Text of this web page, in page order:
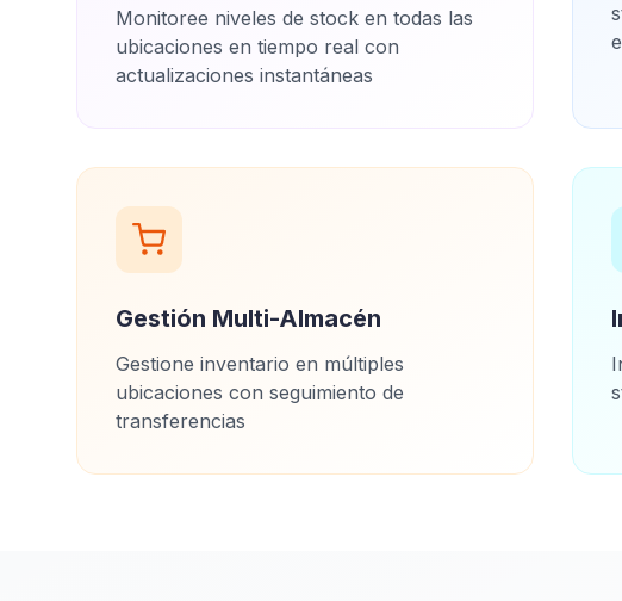
Monitoree niveles de stock en todas las
ubicaciones en tiempo real con
actualizaciones instantáneas
Gestión Multi-Almacén
Gestione inventario en múltiples
ubicaciones con seguimiento de
transferencias